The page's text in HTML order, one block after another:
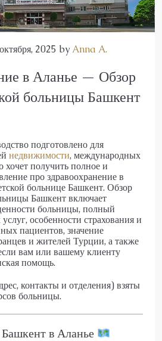
2025 byAnna A.
в Аланье — Обзор
больницы Башкент
подготовлено для
недвижимости, международных
хочет получить полное и
про здравоохранение в
больнице Башкент. Обзор
Башкент включает
больницы, полный
особенности страхования и
пациентов, значение
и жителей Турции, а также
вам или вашему клиенту
помощь.
контакты и отделения) взяты
больницы.
в Аланье